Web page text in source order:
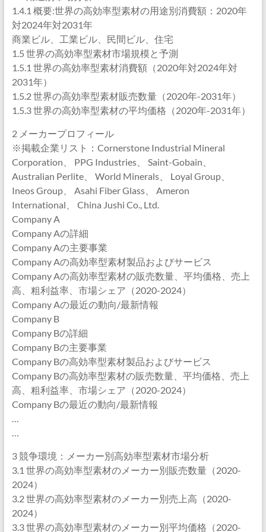
1.4.1 概要:世界の高効率型素材の用途別消費額：2020年
対2024年対2031年
商業ビル、工業ビル、民間ビル、住宅
1.5 世界の高効率型素材市場規模と予測
1.5.1 世界の高効率型素材消費額（2020年対2024年対
2031年）
1.5.2 世界の高効率型素材販売数量（2020年-2031年）
1.5.3 世界の高効率型素材の平均価格（2020年-2031年）
2 メーカープロフィール
※掲載企業リスト：Cornerstone Industrial Mineral
Corporation、 PPG Industries、 Saint-Gobain、
Australian Perlite、 World Minerals、 Loyal Group、
Ineos Group、 Asahi Fiber Glass、 Ameron
International、 China Jushi Co., Ltd.
Company A
Company Aの詳細
Company Aの主要事業
Company Aの高効率型素材製品およびサービス
Company Aの高効率型素材の販売数量、平均価格、売上
高、粗利益率、市場シェア（2020-2024）
Company Aの最近の動向/最新情報
Company B
Company Bの詳細
Company Bの主要事業
Company Bの高効率型素材製品およびサービス
Company Bの高効率型素材の販売数量、平均価格、売上
高、粗利益率、市場シェア（2020-2024）
Company Bの最近の動向/最新情報
…
…
3 競争環境：メーカー別高効率型素材市場分析
3.1 世界の高効率型素材のメーカー別販売数量（2020-
2024）
3.2 世界の高効率型素材のメーカー別売上高（2020-
2024）
3.3 世界の高効率型素材のメーカー別平均価格（2020-